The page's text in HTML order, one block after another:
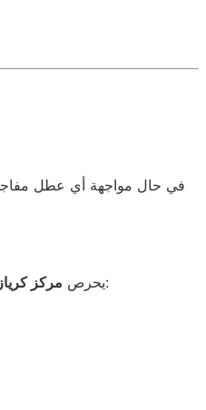
في حال مواجهة أي عطل
يحرص مركز لجميع الأجهزة بعد الصيانة، لضمان راحة العميل وثقته. عند استخدام خدماتنا، ستتمكن من الحصول على: